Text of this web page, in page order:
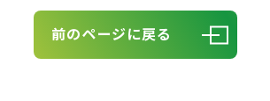
前のページに戻る